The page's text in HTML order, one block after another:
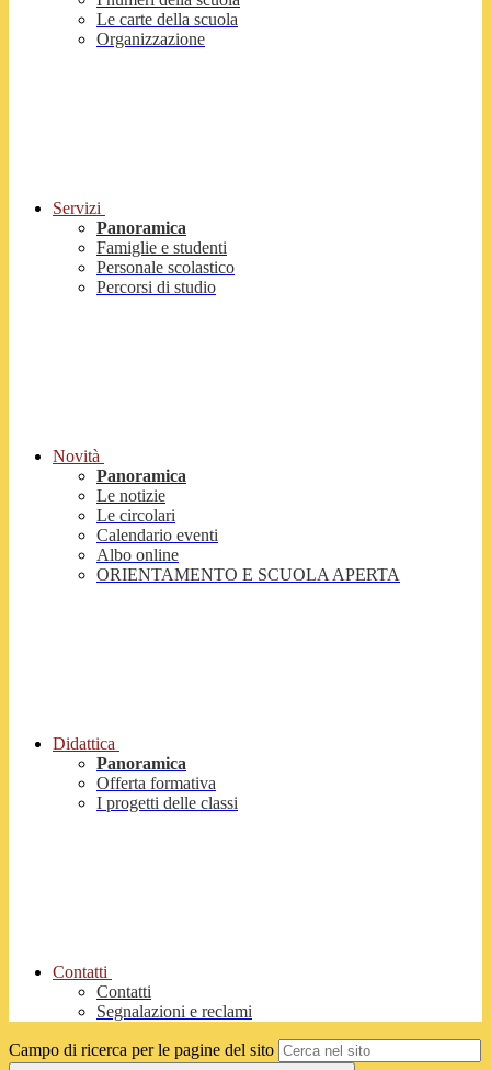
Le carte della scuola
Organizzazione
Servizi
Panoramica
Famiglie e studenti
Personale scolastico
Percorsi di studio
Novità
Panoramica
Le notizie
Le circolari
Calendario eventi
Albo online
ORIENTAMENTO E SCUOLA APERTA
Didattica
Panoramica
Offerta formativa
I progetti delle classi
Contatti
Contatti
Segnalazioni e reclami
Campo di ricerca per le pagine del sito